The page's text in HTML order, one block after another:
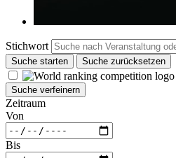
Stichwort
Suche starten Suche zurücksetzen
Suche verfeinern
Zeitraum
Von
Bis